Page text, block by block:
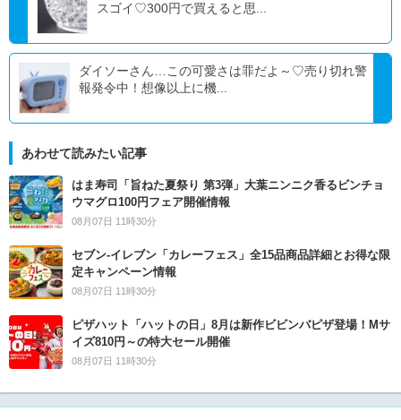
スゴイ♡300円で買えると思...
ダイソーさん…この可愛さは罪だよ～♡売り切れ警
報発令中！想像以上に機...
あわせて読みたい記事
はま寿司「旨ねた夏祭り 第3弾」大葉ニンニク香るビンチョ
ウマグロ100円フェア開催情報
08月07日 11時30分
セブン‐イレブン「カレーフェス」全15品商品詳細とお得な限
定キャンペーン情報
08月07日 11時30分
ピザハット「ハットの日」8月は新作ビビンバピザ登場！Mサ
イズ810円～の特大セール開催
08月07日 11時30分